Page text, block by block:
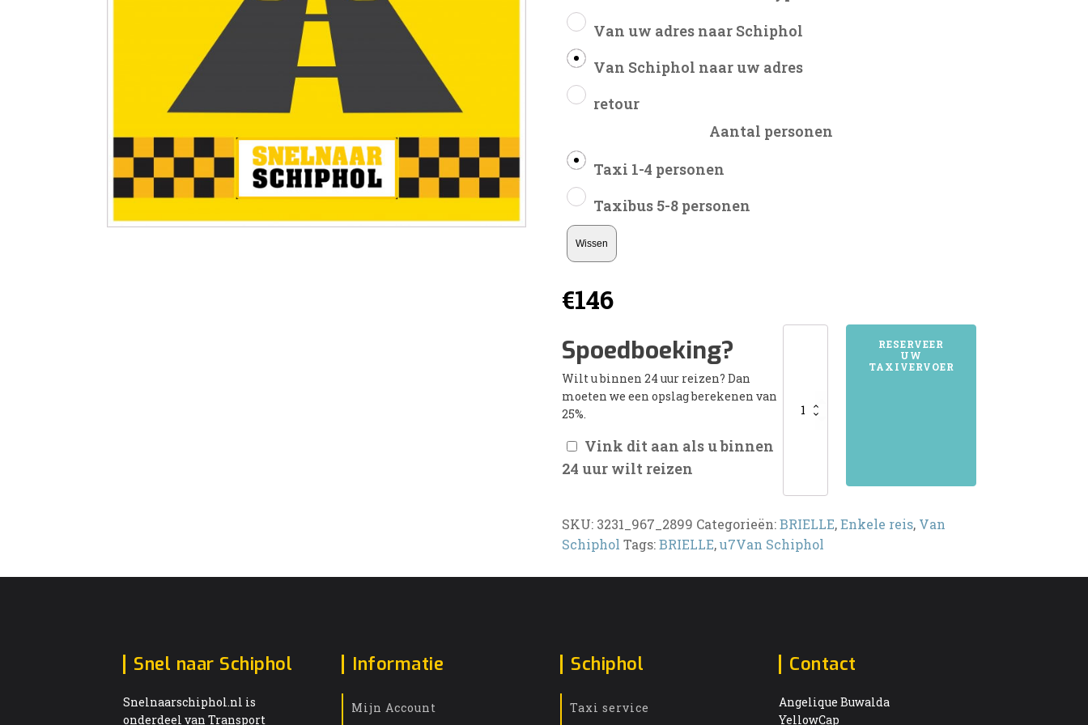
Van uw adres naar Schiphol
Van Schiphol naar uw adres
retour
Aantal personen
Taxi 1-4 personen
Taxibus 5-8 personen
Wissen
€146
Spoedboeking?
Wilt u binnen 24 uur reizen? Dan
moeten we een opslag berekenen van
25%.
Vink dit aan als u binnen
24 uur wilt reizen
RESERVEER
UW
TAXIVERVOER
SKU: 3231_967_2899 Categorieën:BRIELLE,Enkele reis, Van
Schiphol Tags:BRIELLE,u7Van Schiphol
Snel naar Schiphol
Snelnaarschiphol.nl is
onderdeel van Transport
Informatie
Mijn Account
Schiphol
Taxi service
Contact
Angelique Buwalda
YellowCap